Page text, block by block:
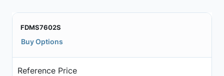
FDMS7602S
Buy Options
Reference Price